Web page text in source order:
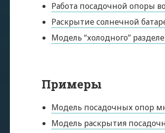
Работа посадочной опоры
Раскрытие солнечной
Модель “холодного”
Примеры
Модель посадочных опор
Модель раскрытия